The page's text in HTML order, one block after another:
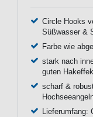
Circle Hooks
Süßwasser &
Farbe wie
stark nach
guten
scharf &